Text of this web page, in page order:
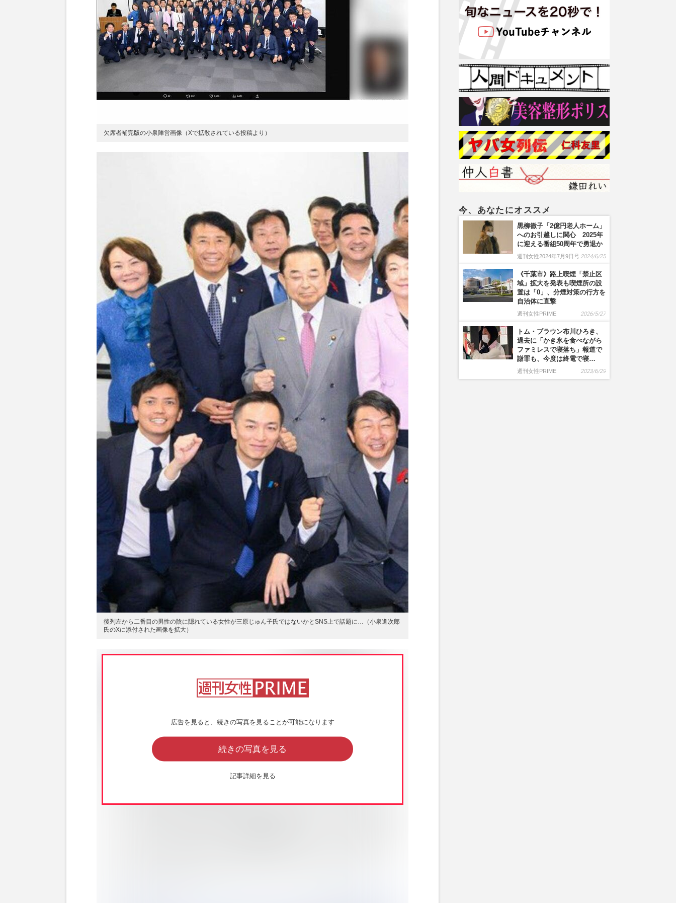
欠席者補完版の小泉陣営画像（Xで拡散されている投稿より）
後列左から二番目の男性の陰に隠れている女性が三原じゅん子氏ではないかとSNS上で話題に…（小泉進次郎
氏のXに添付された画像を拡大）
広告を見ると、続きの写真を見ることが可能になります
続きの写真を見る
記事詳細を見る
今、あなたにオススメ
黒柳徹子「2億円老人ホーム」
へのお引越しに関心 2025年
に迎える番組50周年で勇退か
週刊女性2024年7月9日号 2024/6/25
《千葉市》路上喫煙「禁止区
域」拡大を発表も喫煙所の設
置は「0」、分煙対策の行方を
自治体に直撃
週刊女性PRIME 2026/5/27
トム・ブラウン布川ひろき、
過去に「かき氷を食べながら
ファミレスで寝落ち」報道で
謝罪も、今度は終電で寝…
週刊女性PRIME 2023/6/29